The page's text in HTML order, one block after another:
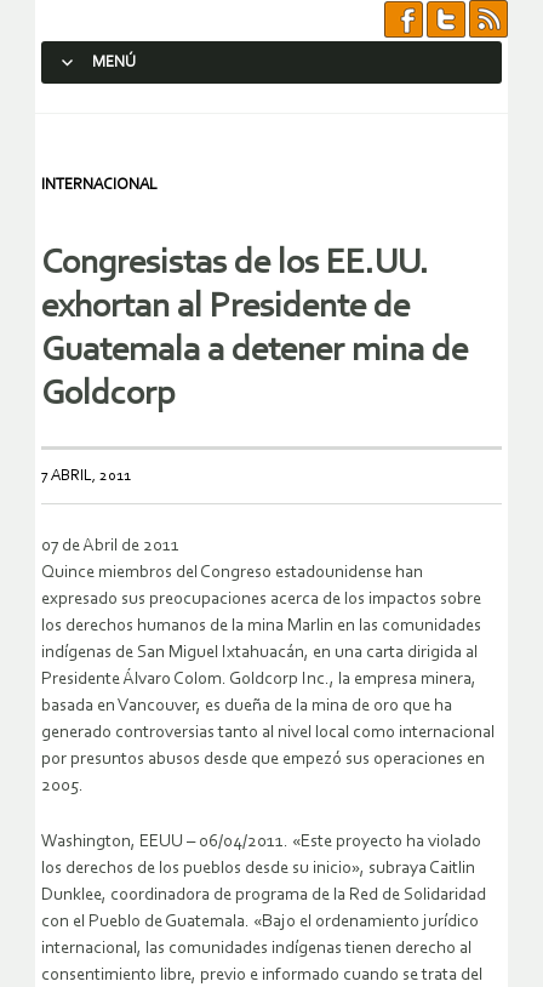
MENÚ
INTERNACIONAL
Congresistas de los EE.UU.
exhortan al Presidente de
Guatemala a detener mina de
Goldcorp
7 ABRIL, 2011
07 de Abril de 2011
Quince miembros del Congreso estadounidense han
expresado sus preocupaciones acerca de los impactos sobre
los derechos humanos de la mina Marlin en las comunidades
indígenas de San Miguel Ixtahuacán, en una carta dirigida al
Presidente Álvaro Colom. Goldcorp Inc., la empresa minera,
basada en Vancouver, es dueña de la mina de oro que ha
generado controversias tanto al nivel local como internacional
por presuntos abusos desde que empezó sus operaciones en
2005.
Washington, EEUU – 06/04/2011. «Este proyecto ha violado
los derechos de los pueblos desde su inicio», subraya Caitlin
Dunklee, coordinadora de programa de la Red de Solidaridad
con el Pueblo de Guatemala. «Bajo el ordenamiento jurídico
internacional, las comunidades indígenas tienen derecho al
consentimiento libre, previo e informado cuando se trata del